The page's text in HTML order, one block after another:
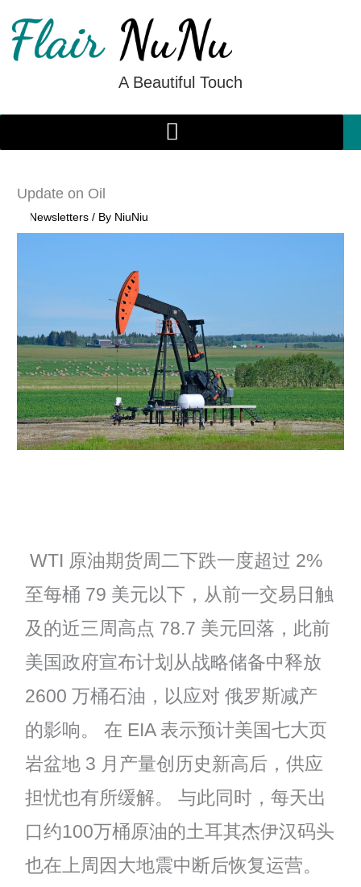
content
A Beautiful Touch
Update on Oil
Newsletters / By NiuNiu
WTI 原油期货周二下跌一度超过 2%
至每桶 79 美元以下，从前一交易日触
及的近三周高点 78.7 美元回落，此前
美国政府宣布计划从战略储备中释放
2600 万桶石油，以应对 俄罗斯减产
的影响。 在 EIA 表示预计美国七大页
岩盆地 3 月产量创历史新高后，供应
担忧也有所缓解。 与此同时，每天出
口约100万桶原油的土耳其杰伊汉码头
也在上周因大地震中断后恢复运营。